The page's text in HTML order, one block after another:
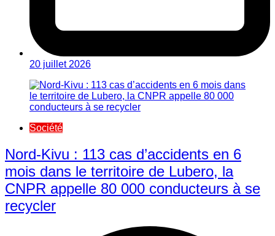
20 juillet 2026
Société
Nord-Kivu : 113 cas d’accidents en 6
mois dans le territoire de Lubero, la
CNPR appelle 80 000 conducteurs à se
recycler